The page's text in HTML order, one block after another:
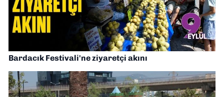
Bardacık Festivali'ne ziyaretçi akını